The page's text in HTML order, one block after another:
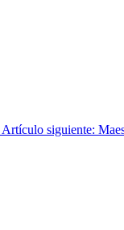
Artículo siguiente: